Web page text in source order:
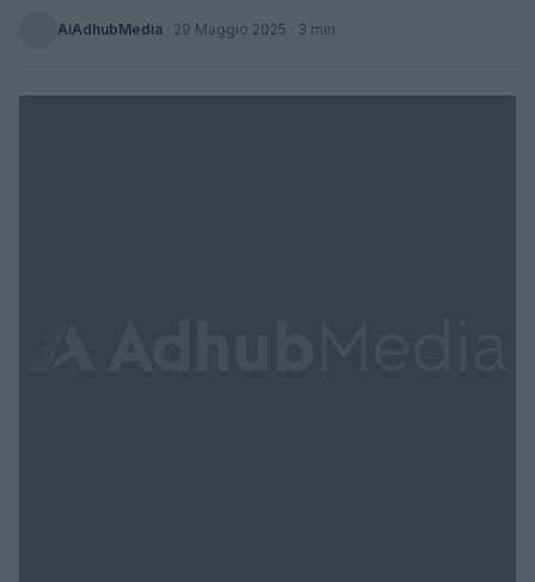
AiAdhubMedia · 29 Maggio 2025 · 3 min